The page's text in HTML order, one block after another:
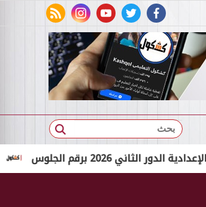
facebook
twitter
youtube
instagram
rss feed
بحث
بالاسم الثلاثي برقم الجلوس